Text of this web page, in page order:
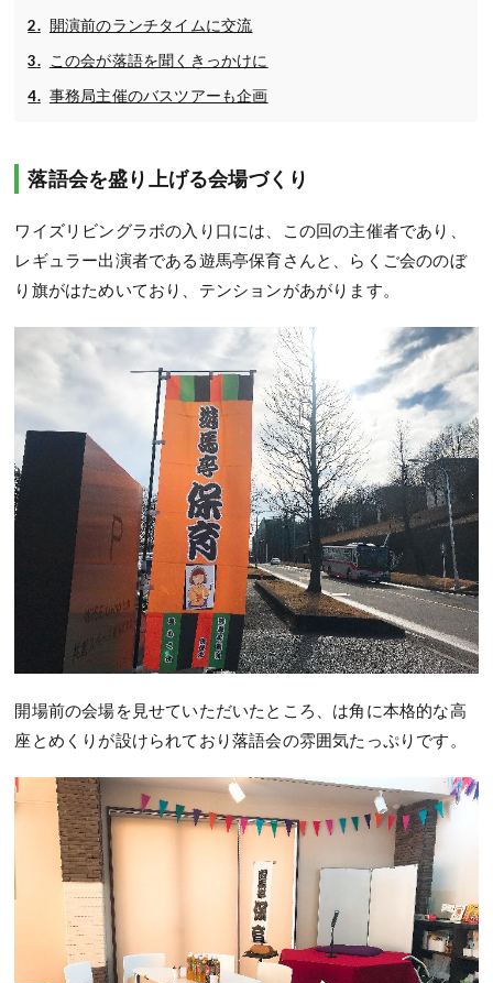
開演前のランチタイムに交流
この会が落語を聞くきっかけに
事務局主催のバスツアーも企画
落語会を盛り上げる会場づくり
ワイズリビングラボの入り口には、この回の主催者であり、
レギュラー出演者である遊馬亭保育さんと、らくご会ののぼ
り旗がはためいており、テンションがあがります。
開場前の会場を見せていただいたところ、は角に本格的な高
座とめくりが設けられており落語会の雰囲気たっぷりです。